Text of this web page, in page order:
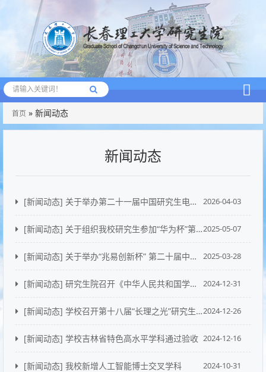
首页 » 新闻动态
新闻动态
[新闻动态] 关于举办第二十一届中国研究生电子设计竞赛的通知 2026-04-03
[新闻动态] 关于组织我校研究生参加“华为杯”第二十二届中国研究生数学建模竞赛的通知 2025-05-07
[新闻动态] 关于举办“兆易创新杯” 第二十届中国研究生电子设计竞赛的通知 2025-03-28
[新闻动态] 研究生院召开《中华人民共和国学位法》学习宣传和贯彻落实工作会议 2024-12-31
[新闻动态] 学校召开第十八届“长理之光”研究生学术科技节表彰大会 2024-12-26
[新闻动态] 学校吉林省特色高水平学科通过验收 2024-12-16
[新闻动态] 我校新增人工智能博士交叉学科 2024-10-31